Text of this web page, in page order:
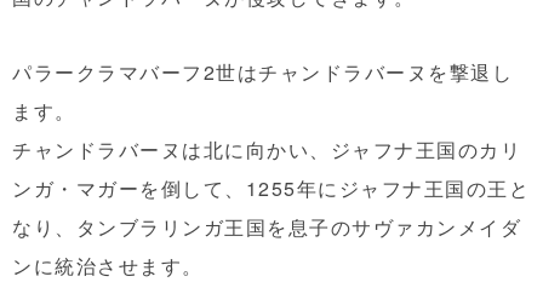
パラークラマバーフ2世はチャンドラバーヌを撃退し
ます。
チャンドラバーヌは北に向かい、ジャフナ王国のカリ
ンガ・マガーを倒して、1255年にジャフナ王国の王と
なり、タンブラリンガ王国を息子のサヴァカンメイダ
ンに統治させます。